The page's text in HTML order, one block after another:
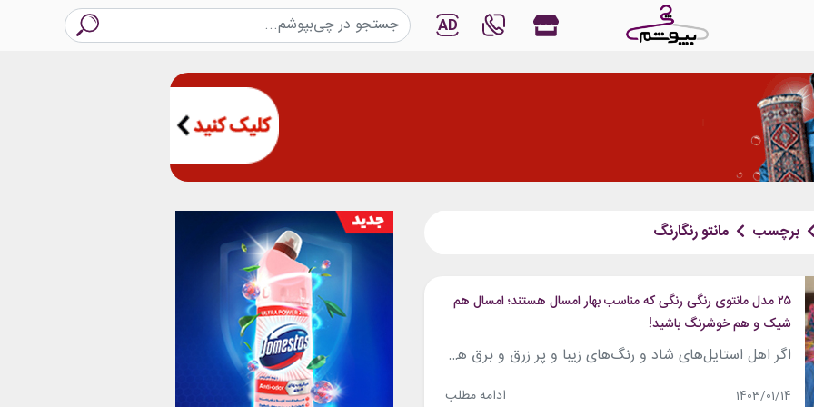
AD
برچسب مانتو رنگارنگ
۲۵ مدل مانتوی رنگی رنگی که مناسب بهار امسال هستند؛ امسال هم
شیک و هم خوشرنگ باشید!
اگر اهل استایل‌های شاد و رنگ‌های زیبا و پر زرق و برق هستید؛ حتماً یکی از این مانتوهای رنگی رنگی زیبا را بخرید. این مانتوهای چند رنگ در مدل‌های متنوعی در دسترس می‌باشد؛ و آنچه بین همه آن‌ها مشترک است؛ رنگ‌های زیبا و پر جنب و جوشی است که در آن‌ها به کار گرفته شده...
1403/01/14 ادامه مطلب